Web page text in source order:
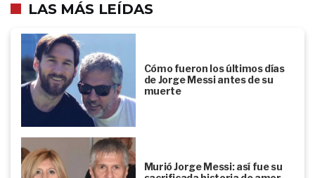
LAS MÁS LEÍDAS
Cómo fueron los últimos días
de Jorge Messi antes de su
muerte
Murió Jorge Messi: así fue su